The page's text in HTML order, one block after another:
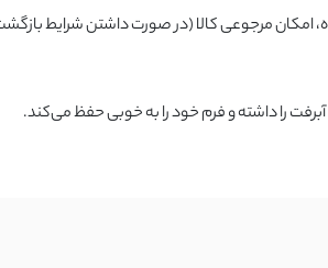
مرجوعی کالا (در صورت داشتن شرایط
را داشته و فرم خود را به خوبی حفظ می‌کند.